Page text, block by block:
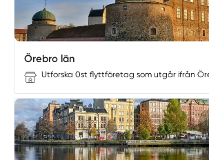
Örebro län
Utforska 0st flyttföretag som utgår ifrån